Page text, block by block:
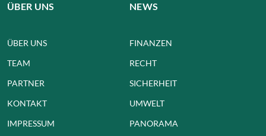
ÜBER UNS
ÜBER UNS
TEAM
PARTNER
KONTAKT
IMPRESSUM
NEWS
FINANZEN
RECHT
SICHERHEIT
UMWELT
PANORAMA